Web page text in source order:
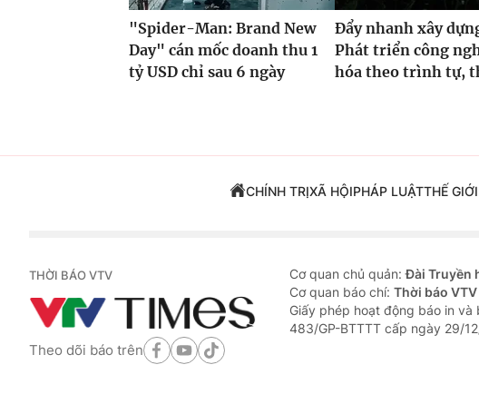
"Spider-Man: Brand New
Day" cán mốc doanh thu 1
tỷ USD chỉ sau 6 ngày
Đẩy nhanh xây
Phát triển công
hóa theo trình tự,
CHÍNH TRỊXÃ HỘIPHÁP LUẬTTHẾ GIỚI
THỜI BÁO VTV
Theo dõi báo trên
Cơ quan chủ quản:Đài Truyền
Cơ quan báo chí: Thời báo VTV
Giấy phép hoạt động báo in và
483/GP-BTTTT cấp ngày 29/